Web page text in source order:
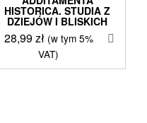
HISTORICA. STUDIA Z
DZIEJÓW I BLISKICH
28,99zł (w tym 5%
VAT)